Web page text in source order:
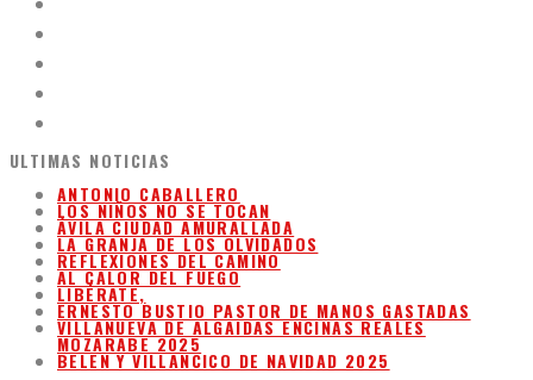
ULTIMAS NOTICIAS
ANTONIO CABALLERO
LOS NIÑOS NO SE TOCAN
ÁVILA CIUDAD AMURALLADA
LA GRANJA DE LOS OLVIDADOS
REFLEXIONES DEL CAMINO
AL CALOR DEL FUEGO
LIBÉRATE,
ERNESTO BUSTIO PASTOR DE MANOS GASTADAS
VILLANUEVA DE ALGAIDAS ENCINAS REALES
MOZARABE 2025
BELEN Y VILLANCICO DE NAVIDAD 2025